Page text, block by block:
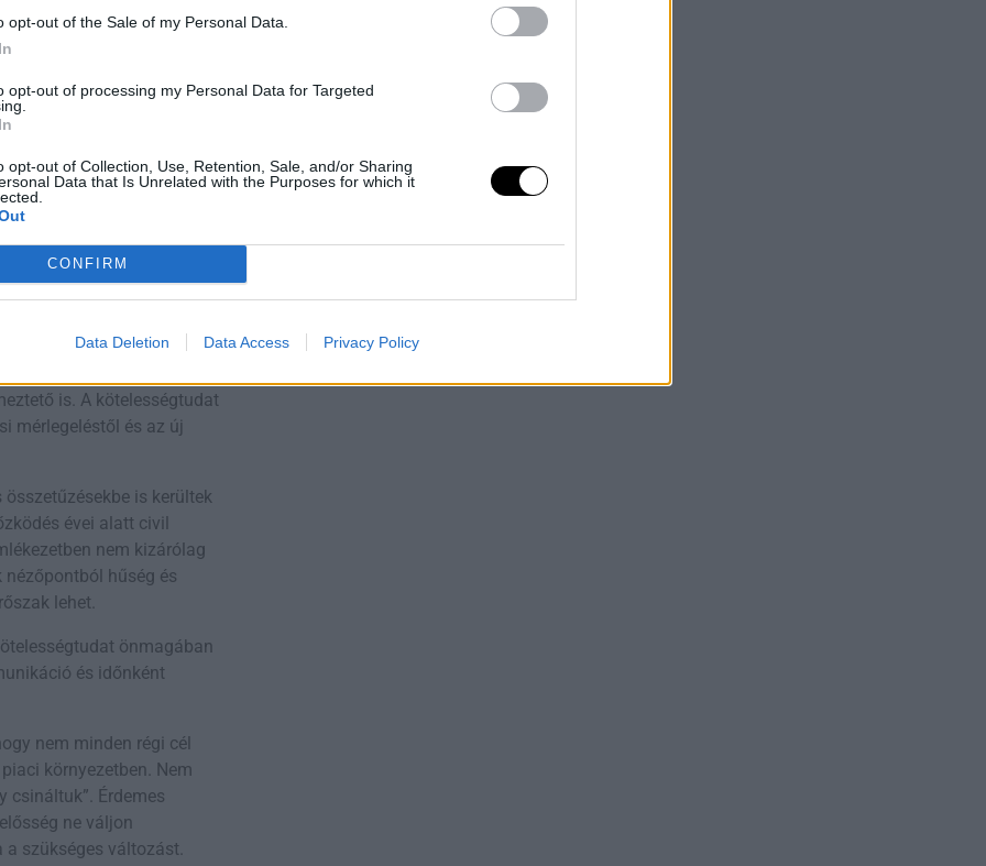
opt-out of the Sale of my Personal Data.
opt-out of processing my Personal Data for Targeted
opt-out of Collection, Use, Retention, Sale, and/or Sharing
Data that Is Unrelated with the Purposes for which it
CONFIRM
Data Deletion Data Access Privacy Policy
Aki kötelességtudó, az
pedagógus, szakember
az azonnali siker
korrekt kezelése, csapat
– ezek mind a modern
hosszú távon
szakmai normaként
hogy „fontos, amit
is. A kötelességtudat
mérlegeléstől és az új
is kerültek
évei alatt civil
nem kizárólag
hűség és
lehet.
önmagában
és időnként
nem minden régi cél
környezetben. Nem
csináltuk”. Érdemes
ne váljon
szükséges változást.